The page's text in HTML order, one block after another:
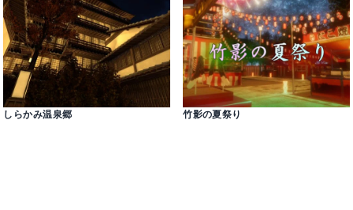
しらかみ温泉郷 竹影の夏祭り